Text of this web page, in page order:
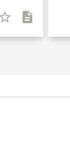
description